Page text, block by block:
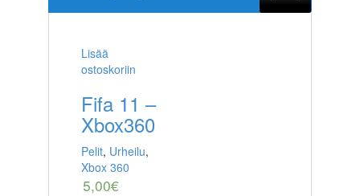
Lisää
ostoskoriin
Fifa 11 –
Xbox360
Pelit, Urheilu,
Xbox 360
5,00€